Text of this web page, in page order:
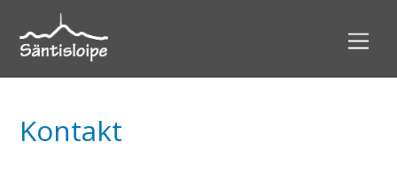
Kontakt